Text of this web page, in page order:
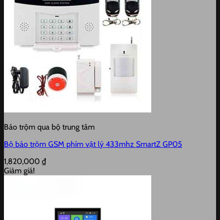
Báo trộm qua bộ trung tâm
Bộ báo trộm GSM phím vật lý 433mhz SmartZ GP05
1,820,000 ₫
Giảm giá!